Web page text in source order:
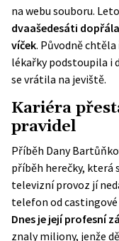
na webu souboru.
dvaašedesáti
víček. Původně
lékařky podstoupila i
se vrátila na jeviště.
Kariéra
pravidel
Příběh Dany
příběh herečky, která
televizní provoz jí
telefon od
Dnes je její profesní
znaly miliony, jenže